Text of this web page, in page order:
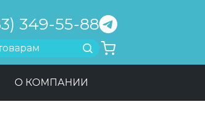
349-55-88
Найти
О КОМПАНИИ